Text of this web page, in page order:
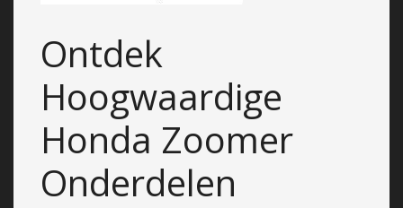
Ontdek
Hoogwaardige
Honda Zoomer
Onderdelen